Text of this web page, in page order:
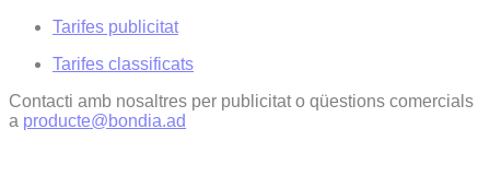
Tarifes publicitat
Tarifes classificats
Contacti amb nosaltres per publicitat o qüestions comercials
a producte@bondia.ad